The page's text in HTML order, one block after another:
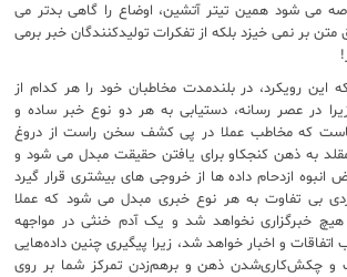
می شود همین تیتر آتشین، اوضاع را گاهی بدتر می
متن بر نمی خیزد بلکه از تفکرات تولیدکنندگان خبر برمی
این رویکرد، در بلندمدت مخاطبان خود را هر کدام از
در عصر رسانه، دستیابی به هر دو نوع خبر ساده و
که مخاطب عملا در پی کشف سخن راست از دروغ
به ذهن کنجکاو برای یافتن حقیقت مبدل می شود و
انبوه ازدحام داده ها از خروجی های بیشتری قرار گیرد
بی تفاوت به هر نوع خبری مبدل می شود که عملا
خبرگزاری نخواهد شد و یک آدم خنثی در مواجهه
و اخبار خواهد شد، زیرا پیگیری چنین داده‌هایی
و چکش‌کاری‌شدن ذهن و برهم‌زدن تمرکز شما بر روی